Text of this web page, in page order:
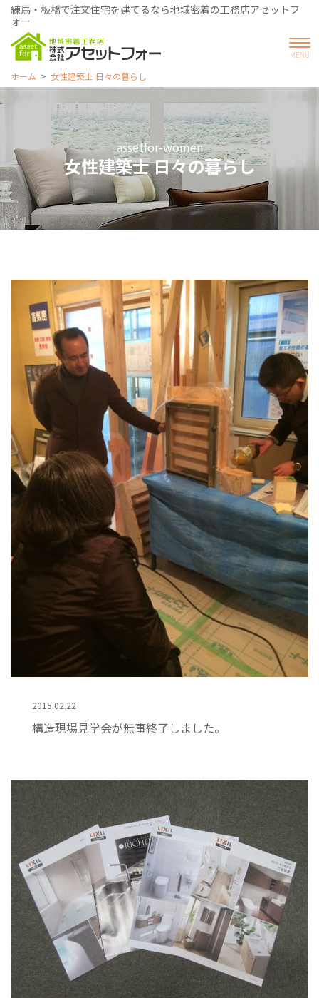
練馬・板橋で注文住宅を建てるなら地域密着の工務店アセットフ
ォー
ホーム 女性建築士 日々の暮らし
assetfor-women
女性建築士 日々の暮らし
2015.02.22
構造現場見学会が無事終了しました。